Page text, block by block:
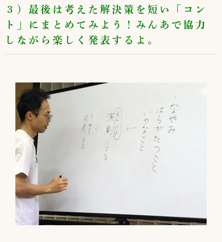
３）最後は考えた解決策を短い「コン
ト」にまとめてみよう！みんあで協力
しながら楽しく発表するよ。